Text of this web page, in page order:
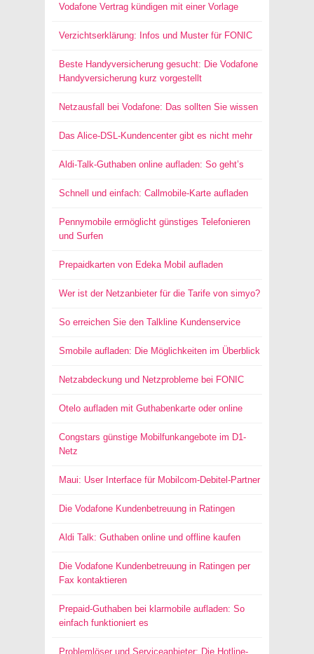
Vodafone Vertrag kündigen mit einer Vorlage
Verzichtserklärung: Infos und Muster für FONIC
Beste Handyversicherung gesucht: Die Vodafone
Handyversicherung kurz vorgestellt
Netzausfall bei Vodafone: Das sollten Sie wissen
Das Alice-DSL-Kundencenter gibt es nicht mehr
Aldi-Talk-Guthaben online aufladen: So geht’s
Schnell und einfach: Callmobile-Karte aufladen
Pennymobile ermöglicht günstiges Telefonieren
und Surfen
Prepaidkarten von Edeka Mobil aufladen
Wer ist der Netzanbieter für die Tarife von simyo?
So erreichen Sie den Talkline Kundenservice
Smobile aufladen: Die Möglichkeiten im Überblick
Netzabdeckung und Netzprobleme bei FONIC
Otelo aufladen mit Guthabenkarte oder online
Congstars günstige Mobilfunkangebote im D1-
Netz
Maui: User Interface für Mobilcom-Debitel-Partner
Die Vodafone Kundenbetreuung in Ratingen
Aldi Talk: Guthaben online und offline kaufen
Die Vodafone Kundenbetreuung in Ratingen per
Fax kontaktieren
Prepaid-Guthaben bei klarmobile aufladen: So
einfach funktioniert es
Problemlöser und Serviceanbieter: Die Hotline-